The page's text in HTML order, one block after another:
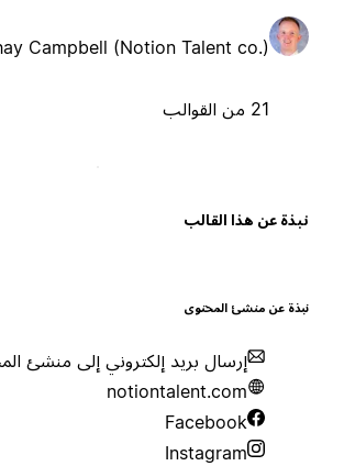
Shay Campbell (Notion Talent co.)
عن هذا القالب
عن منشئ المحتوى
إرسال بريد إلكتروني إلى منشئ المحتوى
notiontalent.com
Facebook
Instagram